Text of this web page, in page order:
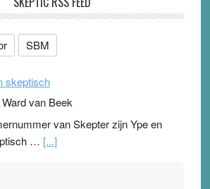
SBM
skeptisch
Ward van Beek
van Skepter zijn Ype en
… [...]